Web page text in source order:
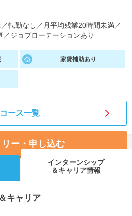
お役立ち記事・相談室など
就活チャンネル
／転勤なし ／ 月平均残業20時間未満／
／ジョブローテーションあり
家賃補助あり
コース一覧
ー・申し込む
インターンシップ
＆キャリア情報
キャリア